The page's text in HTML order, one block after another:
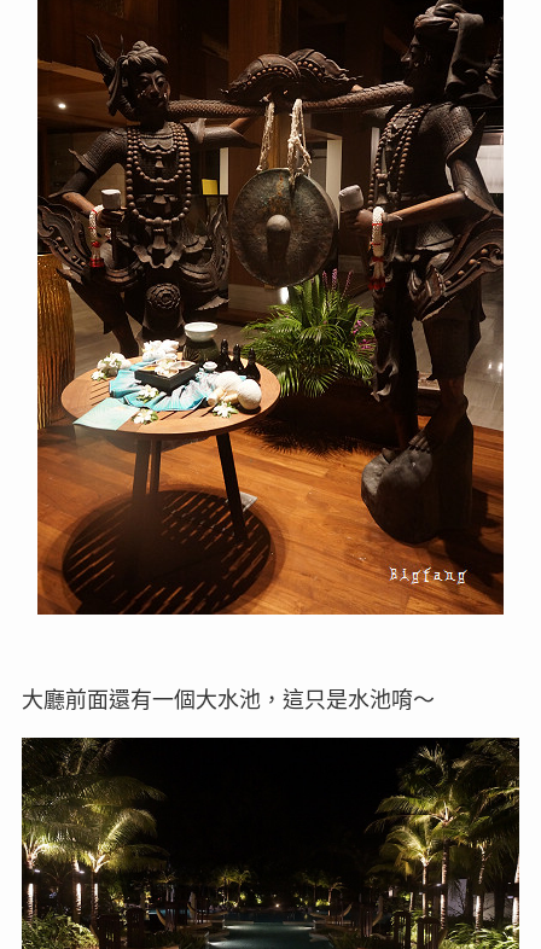
大廳前面還有一個大水池，這只是水池唷～